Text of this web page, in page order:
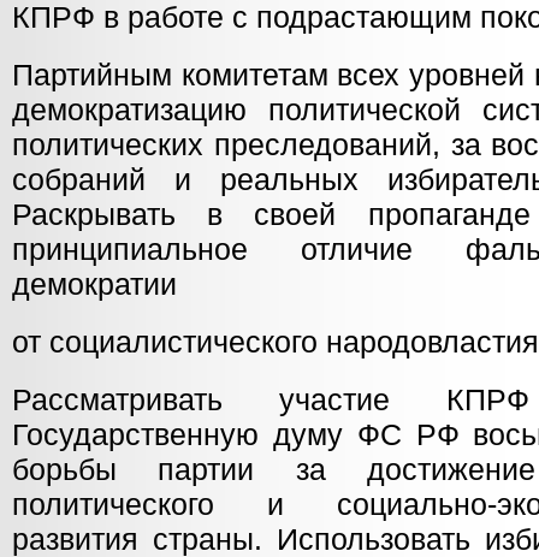
КПРФ в работе с подрастающим
Партийным комитетам всех уровней
демократизацию политической
политических преследований, за
собраний и реальных
Раскрывать в своей
принципиальное отличие
демократии
от социалистического
Рассматривать участие
Государственную думу ФС РФ
борьбы партии за
политического и социально-
развития страны. Использовать